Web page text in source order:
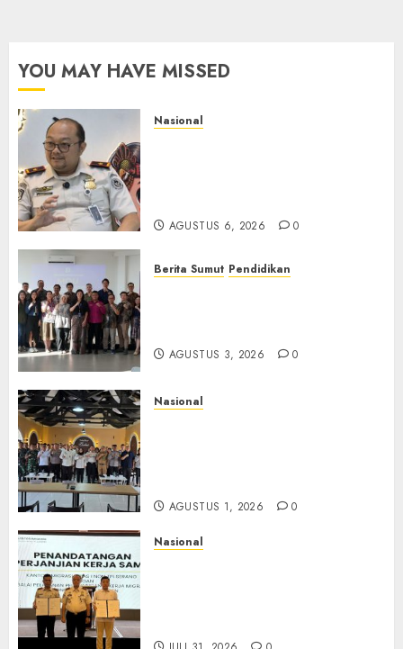
YOU MAY HAVE MISSED
Nasional
AGUSTUS 6, 2026 0
Berita Sumut Pendidikan
AGUSTUS 3, 2026 0
Nasional
AGUSTUS 1, 2026 0
Nasional